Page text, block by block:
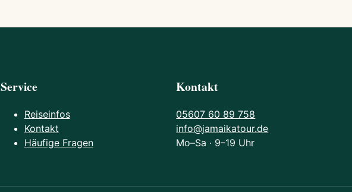
Service
Reiseinfos
Kontakt
Häufige Fragen
Kontakt
05607 60 89 758
info@jamaikatour.de
Mo–Sa · 9–19 Uhr